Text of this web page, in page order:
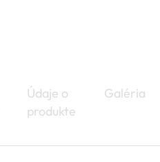
Údaje o
produkte
Galéria